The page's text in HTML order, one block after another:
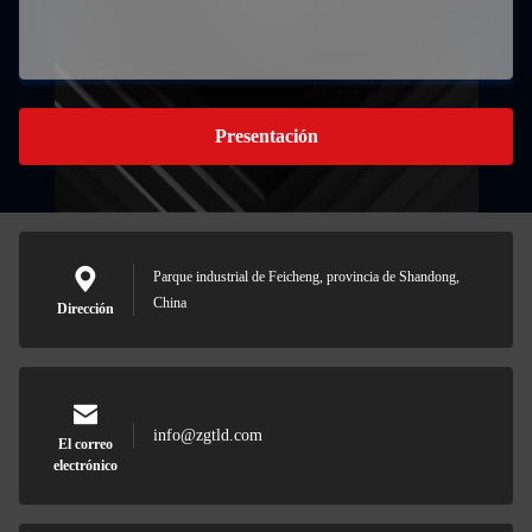
Presentación
Dirección
Parque industrial de Feicheng, provincia de Shandong,
China
El correo
electrónico
info@zgtld.com